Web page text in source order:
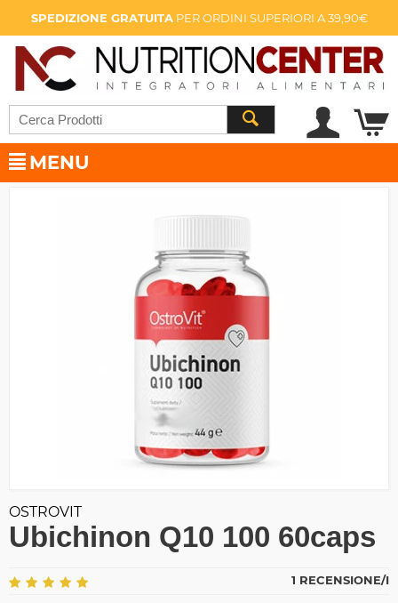
SPEDIZIONE GRATUITAPER ORDINI SUPERIORI A 39,90€
MENU
OSTROVIT
Ubichinon Q10 100 60caps
1 RECENSIONE/I